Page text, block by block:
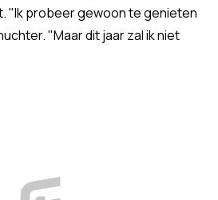
"Ik probeer gewoon te genieten
"Maar dit jaar zal ik niet